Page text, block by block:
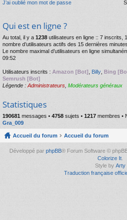
J’ai oublié mon mot de passe
Qui est en ligne ?
Au total, il y a 1238 utilisateurs en ligne :: 7 inscrits,
nombre d’utilisateurs actifs des 15 dernières
Le nombre maximal d’utilisateurs en ligne
09:52
Utilisateurs inscrits : Amazon [Bot] Billy Bing
Semrush [Bot]
Légende : Administrateurs Modérateurs généraux
Statistiques
190681 messages • 4758 sujets • 1217 membres •
Gra_009
Accueil du forum Accueil du forum
Développé par phpBB® Forum Software ©
Colorize It.
Style by Arty
Traduction française